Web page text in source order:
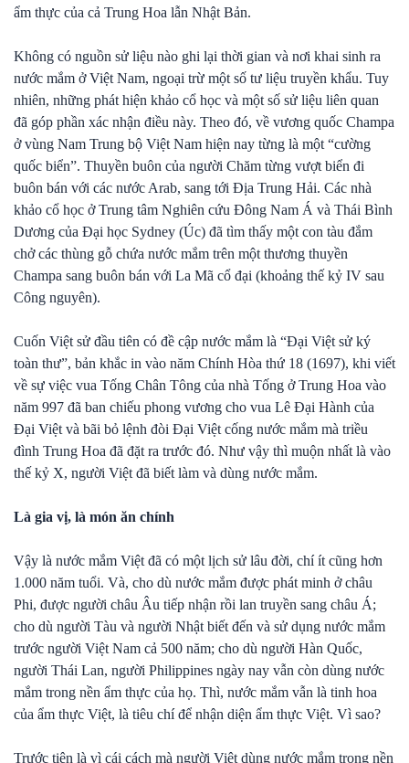
ẩm thực của cả Trung Hoa lẫn Nhật Bản.
Không có nguồn sử liệu nào ghi lại thời gian và nơi khai sinh ra
nước mắm ở Việt Nam, ngoại trừ một số tư liệu truyền khẩu. Tuy
nhiên, những phát hiện khảo cổ học và một số sử liệu liên quan
đã góp phần xác nhận điều này. Theo đó, về vương quốc Champa
ở vùng Nam Trung bộ Việt Nam hiện nay từng là một “cường
quốc biển”. Thuyền buôn của người Chăm từng vượt biển đi
buôn bán với các nước Arab, sang tới Địa Trung Hải. Các nhà
khảo cổ học ở Trung tâm Nghiên cứu Đông Nam Á và Thái Bình
Dương của Đại học Sydney (Úc) đã tìm thấy một con tàu đắm
chở các thùng gỗ chứa nước mắm trên một thương thuyền
Champa sang buôn bán với La Mã cổ đại (khoảng thế kỷ IV sau
Công nguyên).
Cuốn Việt sử đầu tiên có đề cập nước mắm là “Đại Việt sử ký
toàn thư”, bản khắc in vào năm Chính Hòa thứ 18 (1697), khi viết
về sự việc vua Tống Chân Tông của nhà Tống ở Trung Hoa vào
năm 997 đã ban chiếu phong vương cho vua Lê Đại Hành của
Đại Việt và bãi bỏ lệnh đòi Đại Việt cống nước mắm mà triều
đình Trung Hoa đã đặt ra trước đó. Như vậy thì muộn nhất là vào
thế kỷ X, người Việt đã biết làm và dùng nước mắm.
Là gia vị, là món ăn chính
Vậy là nước mắm Việt đã có một lịch sử lâu đời, chí ít cũng hơn
1.000 năm tuổi. Và, cho dù nước mắm được phát minh ở châu
Phi, được người châu Âu tiếp nhận rồi lan truyền sang châu Á;
cho dù người Tàu và người Nhật biết đến và sử dụng nước mắm
trước người Việt Nam cả 500 năm; cho dù người Hàn Quốc,
người Thái Lan, người Philippines ngày nay vẫn còn dùng nước
mắm trong nền ẩm thực của họ. Thì, nước mắm vẫn là tinh hoa
của ẩm thực Việt, là tiêu chí để nhận diện ẩm thực Việt. Vì sao?
Trước tiên là vì cái cách mà người Việt dùng nước mắm trong nền